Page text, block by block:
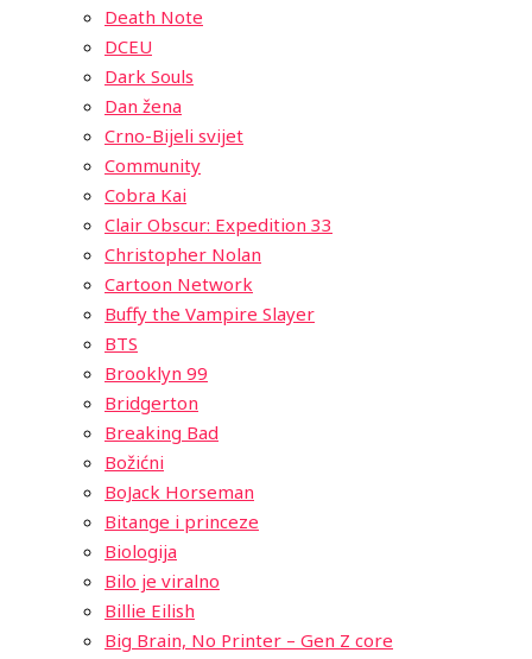
Death Note
DCEU
Dark Souls
Dan žena
Crno-Bijeli svijet
Community
Cobra Kai
Clair Obscur: Expedition 33
Christopher Nolan
Cartoon Network
Buffy the Vampire Slayer
BTS
Brooklyn 99
Bridgerton
Breaking Bad
Božićni
BoJack Horseman
Bitange i princeze
Biologija
Bilo je viralno
Billie Eilish
Big Brain, No Printer – Gen Z core